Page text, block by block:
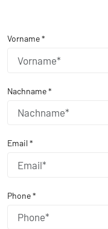
Vorname *
Nachname *
Email *
Phone *